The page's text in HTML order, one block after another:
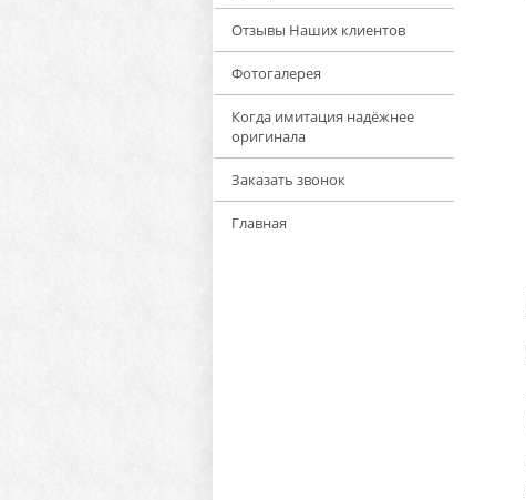
Отзывы Наших клиентов
Фотогалерея
Когда имитация надёжнее
оригинала
Заказать звонок
Главная